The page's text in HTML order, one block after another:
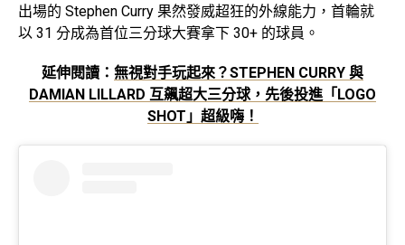
出場的 Stephen Curry 果然發威超狂的外線能力，首輪就
以 31 分成為首位三分球大賽拿下 30+ 的球員。
延伸閱讀： 無視對手玩起來？STEPHEN CURRY 與
DAMIAN LILLARD 互飆超大三分球，先後投進「LOGO
SHOT」超級嗨！